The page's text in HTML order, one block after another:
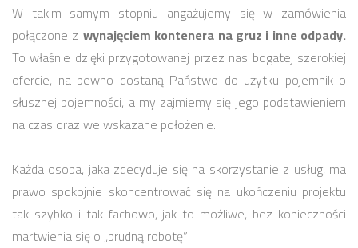
W takim samym stopniu angażujemy się w zamówienia
połączone z wynajęciem kontenera na gruz i inne odpady.
To właśnie dzięki przygotowanej przez nas bogatej szerokiej
ofercie, na pewno dostaną Państwo do użytku pojemnik o
słusznej pojemności, a my zajmiemy się jego podstawieniem
na czas oraz we wskazane położenie.
Każda osoba, jaka zdecyduje się na skorzystanie z usług, ma
prawo spokojnie skoncentrować się na ukończeniu projektu
tak szybko i tak fachowo, jak to możliwe, bez konieczności
martwienia się o „brudną robotę”!